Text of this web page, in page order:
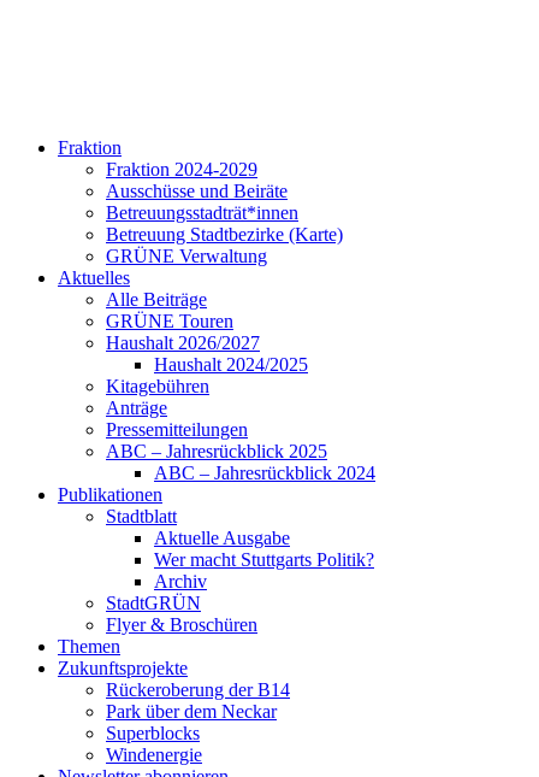
Fraktion
Fraktion 2024-2029
Ausschüsse und Beiräte
Betreuungsstadträt*innen
Betreuung Stadtbezirke (Karte)
GRÜNE Verwaltung
Aktuelles
Alle Beiträge
GRÜNE Touren
Haushalt 2026/2027
Haushalt 2024/2025
Kitagebühren
Anträge
Pressemitteilungen
ABC – Jahresrückblick 2025
ABC – Jahresrückblick 2024
Publikationen
Stadtblatt
Aktuelle Ausgabe
Wer macht Stuttgarts Politik?
Archiv
StadtGRÜN
Flyer & Broschüren
Themen
Zukunftsprojekte
Rückeroberung der B14
Park über dem Neckar
Superblocks
Windenergie